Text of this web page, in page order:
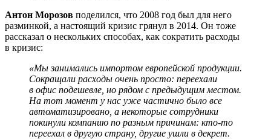
Антон Морозов поделился, что 2008 год был для него
разминкой, а настоящий кризис грянул в 2014. Он тоже
рассказал о нескольких способах, как сократить расходы
в кризис:
«Мы занимались импортом европейской продукции.
Сокращали расходы очень просто: переехали
в офис подешевле, но рядом с предыдущим местом.
На тот момент у нас уже частично было все
автоматизировано, а некоторые сотрудники
покинули компанию по разным причинам: кто-то
переехал в другую страну, другие ушли в декрет.